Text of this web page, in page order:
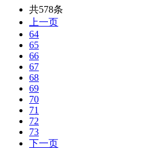
共578条
上一页
64
65
66
67
68
69
70
71
72
73
下一页